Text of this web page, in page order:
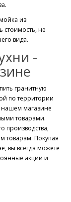
из
стоимость, не
вида.
-
гранитную
по территории
нашем магазине
товарами.
производства,
товарам. Покупая
вы всегда можете
акции и